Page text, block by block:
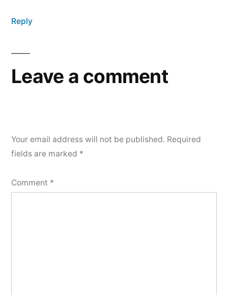
Reply
Leave a comment
Your email address will not be published. Required
fields are marked *
Comment *